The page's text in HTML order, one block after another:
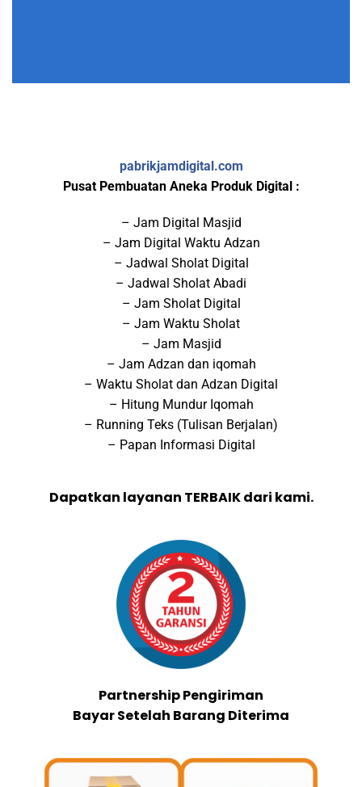
pabrikjamdigital.com
Pusat Pembuatan Aneka Produk Digital :
– Jam Digital Masjid
– Jam Digital Waktu Adzan
– Jadwal Sholat Digital
– Jadwal Sholat Abadi
– Jam Sholat Digital
– Jam Waktu Sholat
– Jam Masjid
– Jam Adzan dan iqomah
– Waktu Sholat dan Adzan Digital
– Hitung Mundur Iqomah
– Running Teks (Tulisan Berjalan)
– Papan Informasi Digital
Dapatkan layanan TERBAIK dari kami.
Partnership Pengiriman
Bayar Setelah Barang Diterima